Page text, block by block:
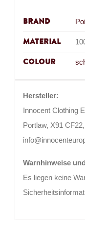
Brand
Material
Colour
Hersteller:
Innocent Clothing
Portlaw, X91
Warnhinweise
Es liegen keine